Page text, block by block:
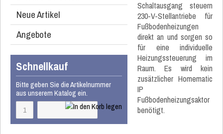
Neue Artikel
Angebote
Schnellkauf
Bitte geben Sie die Artikelnummer
aus unserem Katalog ein.
Schaltausgang steuern
230-V-Stellantriebe für
Fußbodenheizungen
direkt an und sorgen so
für eine individuelle
Heizungssteuerung im
Raum. Es wird kein
zusätzlicher Homematic
IP
Fußbodenheizungsaktor
benötigt.